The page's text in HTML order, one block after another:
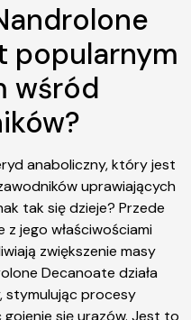
popularnym
wśród
anaboliczny, który jest
uprawiających
tak się dzieje? Przede
jego właściwościami
zwiększenie masy
Decanoate działa
stymulując procesy
się urazów. Jest to